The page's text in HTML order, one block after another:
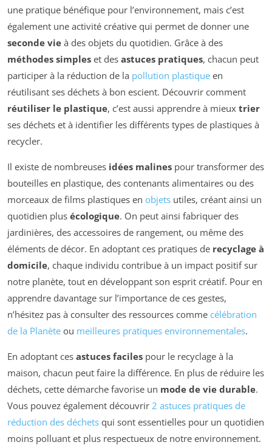
une pratique bénéfique pour l’environnement, mais c’est
également une activité créative qui permet de donner une
seconde vie à des objets du quotidien. Grâce à des
méthodes simples et des astuces pratiques, chacun peut
participer à la réduction de la pollution plastique en
réutilisant ses déchets à bon escient. Découvrir comment
réutiliser le plastique, c’est aussi apprendre à mieux trier
ses déchets et à identifier les différents types de plastiques à
recycler.
Il existe de nombreuses idées malines pour transformer des
bouteilles en plastique, des contenants alimentaires ou des
morceaux de films plastiques en objets utiles, créant ainsi un
quotidien plus écologique. On peut ainsi fabriquer des
jardinières, des accessoires de rangement, ou même des
éléments de décor. En adoptant ces pratiques de recyclage à
domicile, chaque individu contribue à un impact positif sur
notre planète, tout en développant son esprit créatif. Pour en
apprendre davantage sur l’importance de ces gestes,
n’hésitez pas à consulter des ressources comme célébration
de la Planète ou meilleures pratiques environnementales.
En adoptant ces astuces faciles pour le recyclage à la
maison, chacun peut faire la différence. En plus de réduire les
déchets, cette démarche favorise un mode de vie durable.
Vous pouvez également découvrir 2 astuces pratiques de
réduction des déchets qui sont essentielles pour un quotidien
moins polluant et plus respectueux de notre environnement.